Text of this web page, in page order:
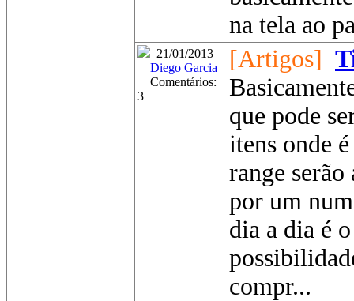
na tela ao
21/01/2013
Diego Garcia
Comentários:
3
[Artigos]
que pode
itens onde
range
por um
dia a dia é
compr...